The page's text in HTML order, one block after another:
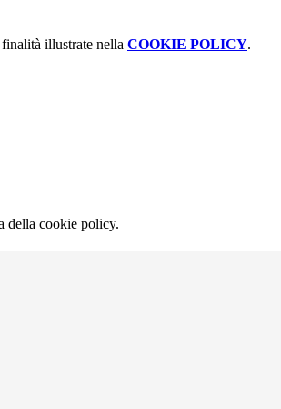
illustrate nella COOKIE POLICY.
della cookie policy.